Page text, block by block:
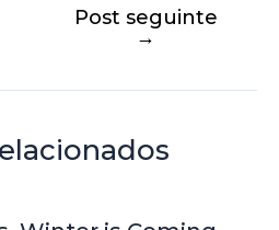
Post seguinte
→